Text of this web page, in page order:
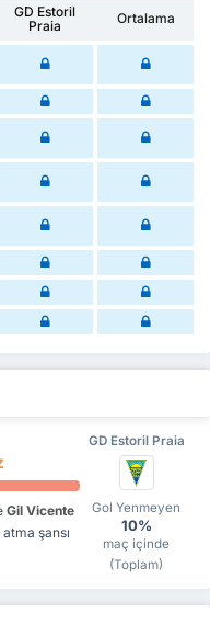
GD Estoril
Praia
Ortalama
GD Estoril Praia
Gil Vicente
şansı
Gol Yenmeyen
10%
maç içinde
(Toplam)